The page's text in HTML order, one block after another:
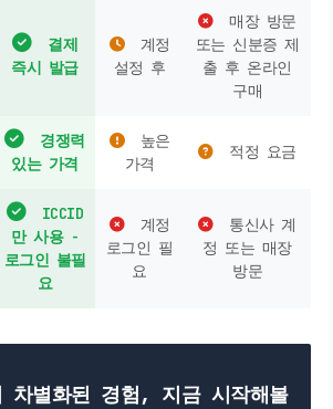
결제
즉시 발급
계정
설정 후
매장 방문
또는 신분증 제
출 후 온라인
구매
경쟁력
있는 가격
높은
가격
적정 요금
ICCID
만 사용 -
로그인 불필
요
계정
로그인 필
요
통신사 계
정 또는 매장
방문
차별화된 경험, 지금 시작해볼